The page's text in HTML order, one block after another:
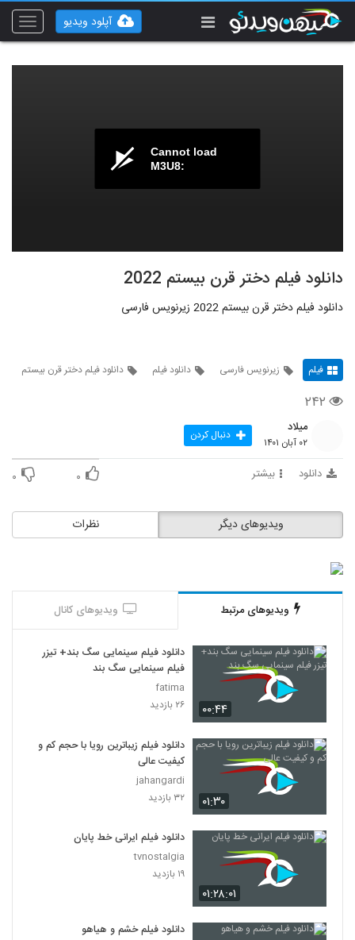
Toggle
آپلود ویدیو
Cannot load
M3U8:
دانلود فیلم دختر قرن بیستم 2022
دانلود فیلم دختر قرن بیستم 2022 زیرنویس فارسی
فیلم زیرنویس فارسی دانلود فیلم دانلود فیلم دختر قرن بیستم
۲۴۲
میلاد
۰۲ آبان ۱۴۰۱ دنبال کردن
دانلود بیشتر ۰ ۰
نظرات ویدیوهای دیگر
ویدیوهای مرتبط ویدیوهای کانال
۰۰:۴۴
دانلود فیلم سینمایی سگ بند+ تیزر
فیلم سینمایی سگ بند
fatima
۲۶ بازدید
۰۱:۳۰
دانلود فیلم زیباترین رویا با حجم کم و
کیفیت عالی
jahangardi
۳۲ بازدید
۰۱:۲۸:۰۱
دانلود فیلم ایرانی خط پایان
tvnostalgia
۱۹ بازدید
دانلود فیلم خشم و هیاهو